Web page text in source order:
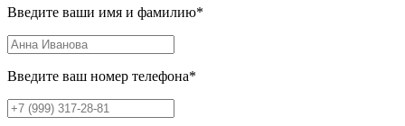
Введите ваши имя и фамилию*
Введите ваш номер телефона*